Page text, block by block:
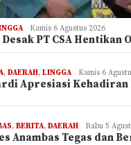
Kamis 6 Agustus 2026
PT CSA Hentikan
, DAERAH, LINGGA Kamis 6
Apresiasi Kehadiran
, BERITA, DAERAH Rabu 5
Anambas Tegas dan